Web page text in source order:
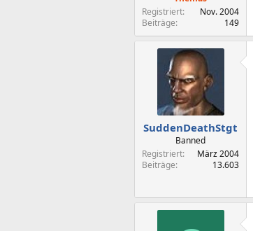
Registriert
Nov. 2004
Beiträge
149
SuddenDeathStgt
Banned
Registriert
März 2004
Beiträge
13.603